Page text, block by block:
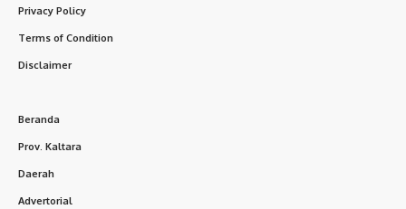
Privacy Policy
Terms of Condition
Disclaimer
Beranda
Prov. Kaltara
Daerah
Advertorial